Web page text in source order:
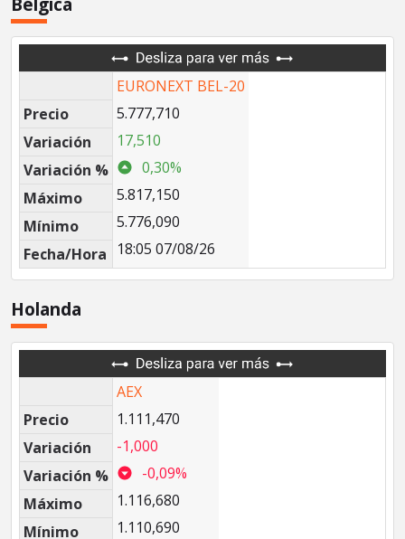
Precio
Variación
Variación %
Máximo
Mínimo
Fecha/Hora
EURONEXT BEL-20
5.777,710
17,510
0,30%
5.817,150
5.776,090
18:05 07/08/26
Holanda
Precio
Variación
Variación %
Máximo
Mínimo
AEX
1.111,470
-1,000
-0,09%
1.116,680
1.110,690